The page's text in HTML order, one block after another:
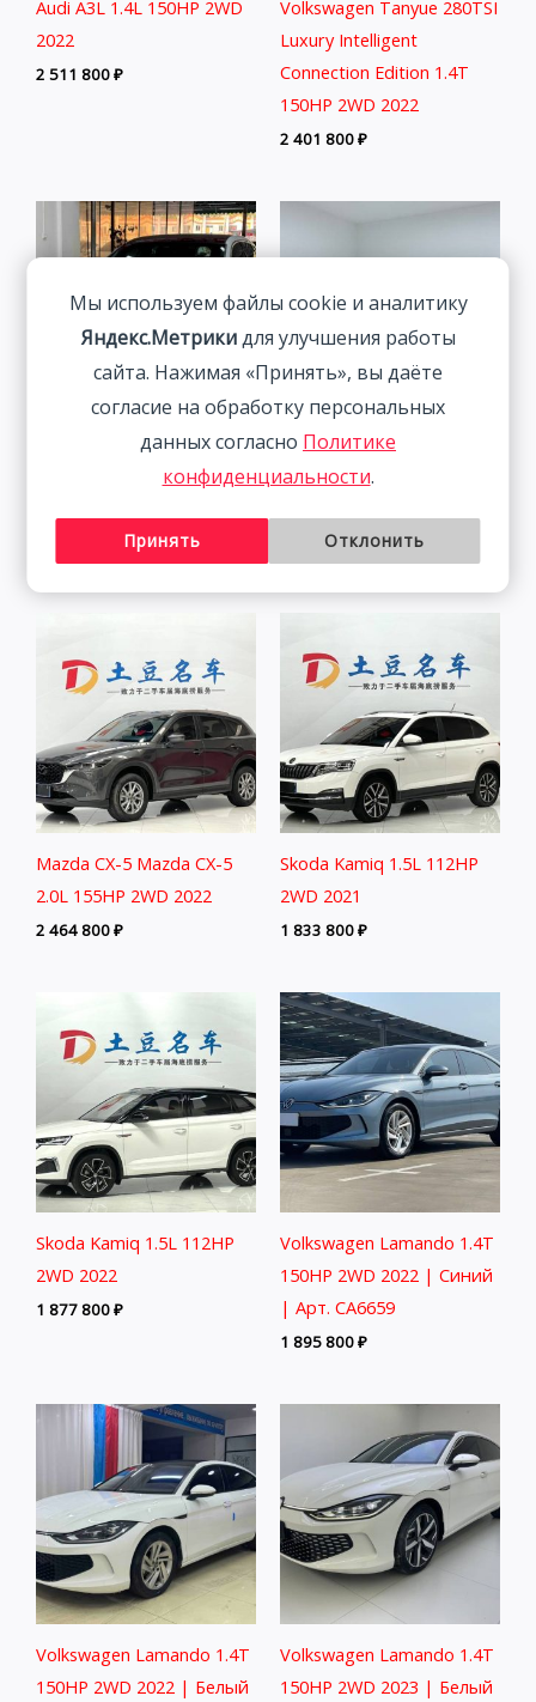
Audi A3L 1.4L 150HP 2WD
2022
2 511 800₽
Volkswagen Tanyue 280TSI
Luxury Intelligent
Connection Edition 1.4T
150HP 2WD 2022
2 401 800₽
Audi A3 1.4T 150HP 2WD
2022 | Белый | Арт.
CA4282
Volkswagen Lamando 1.4T
150HP 2WD 2022 | Синий
| Арт. CA6673
2 027 800₽
Mazda CX-5 Mazda CX-5
2.0L 155HP 2WD 2022
2 464 800₽
Skoda Kamiq 1.5L 112HP
2WD 2021
1 833 800₽
Skoda Kamiq 1.5L 112HP
2WD 2022
1 877 800₽
Volkswagen Lamando 1.4T
150HP 2WD 2022 | Синий
| Арт. CA6659
1 895 800₽
Volkswagen Lamando 1.4T
150HP 2WD 2022 | Белый
Volkswagen Lamando 1.4T
150HP 2WD 2023 | Белый
Мы используем файлы cookie и аналитику
Яндекс.Метрикидля улучшения работы
сайта. Нажимая «Принять», вы даёте
согласие на обработку персональных
данных согласно Политике
конфиденциальности.
Принять Отклонить